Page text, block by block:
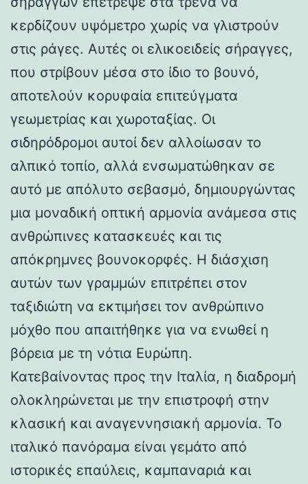
κερδίζουν υψόμετρο χωρίς να γλιστρούν
στις ράγες. Αυτές οι ελικοειδείς σήραγγες,
που στρίβουν μέσα στο ίδιο το βουνό,
αποτελούν κορυφαία επιτεύγματα
γεωμετρίας και χωροταξίας. Οι
σιδηρόδρομοι αυτοί δεν αλλοίωσαν το
αλπικό τοπίο, αλλά ενσωματώθηκαν σε
αυτό με απόλυτο σεβασμό, δημιουργώντας
μια μοναδική οπτική αρμονία ανάμεσα στις
ανθρώπινες κατασκευές και τις
απόκρημνες βουνοκορφές. Η διάσχιση
αυτών των γραμμών επιτρέπει στον
ταξιδιώτη να εκτιμήσει τον ανθρώπινο
μόχθο που απαιτήθηκε για να ενωθεί η
βόρεια με τη νότια Ευρώπη.
Κατεβαίνοντας προς την Ιταλία, η διαδρομή
ολοκληρώνεται με την επιστροφή στην
κλασική και αναγεννησιακή αρμονία. Το
ιταλικό πανόραμα είναι γεμάτο από
ιστορικές επαύλεις, καμπαναριά και